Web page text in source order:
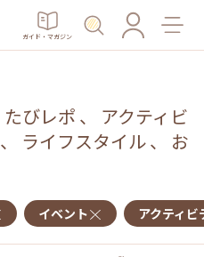
ガイド・マガジン
たびレポ 、 アクティビ
、 ライフスタイル、 お
イベント アクティビ